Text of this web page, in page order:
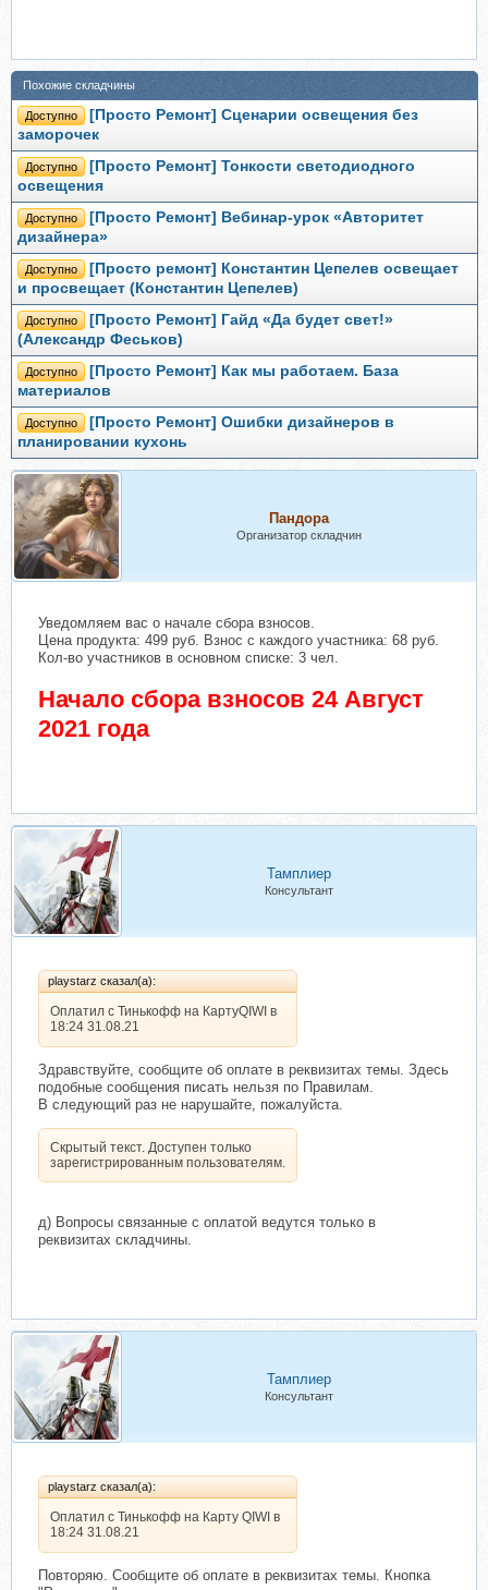
Похожие складчины
Доступно
[Просто Ремонт] Сценарии освещения без
заморочек
Доступно
[Просто Ремонт] Тонкости светодиодного
освещения
Доступно
[Просто Ремонт] Вебинар-урок «Авторитет
дизайнера»
Доступно
[Просто ремонт] Константин Цепелев освещает
и просвещает (Константин Цепелев)
Доступно
[Просто Ремонт] Гайд «Да будет свет!»
(Александр Феськов)
Доступно
[Просто Ремонт] Как мы работаем. База
материалов
Доступно
[Просто Ремонт] Ошибки дизайнеров в
планировании кухонь
Пандора
Организатор складчин
Уведомляем вас о начале сбора взносов.
Цена продукта: 499 руб. Взнос с каждого участника: 68 руб.
Кол-во участников в основном списке: 3 чел.
Начало сбора взносов 24 Август
2021 года
Тамплиер
Консультант
playstarz сказал(а):
Оплатил c Тинькофф на КартуQIWI в
18:24 31.08.21
Здравствуйте, сообщите об оплате в реквизитах темы. Здесь
подобные сообщения писать нельзя по Правилам.
В следующий раз не нарушайте, пожалуйста.
Скрытый текст. Доступен только
зарегистрированным пользователям.
д) Вопросы связанные с оплатой ведутся только в
реквизитах складчины.
Тамплиер
Консультант
playstarz сказал(а):
Оплатил c Тинькофф на Карту QIWI в
18:24 31.08.21
Повторяю. Сообщите об оплате в реквизитах темы. Кнопка